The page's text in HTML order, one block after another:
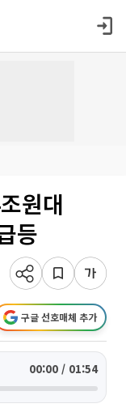
원대
등
구글 선호매체 추가
00:00 / 01:54